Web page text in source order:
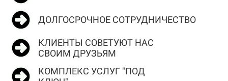
ДОЛГОСРОЧНОЕ СОТРУДНИЧЕСТВО
КЛИЕНТЫ СОВЕТУЮТ НАС
СВОИМ ДРУЗЬЯМ
КОМПЛЕКС УСЛУГ "ПОД